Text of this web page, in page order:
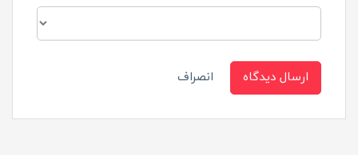
ارسال دیدگاه انصراف